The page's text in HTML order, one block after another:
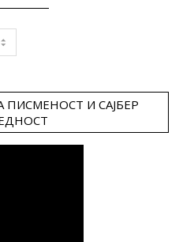
ПИСМЕНОСТ И САЈБЕР